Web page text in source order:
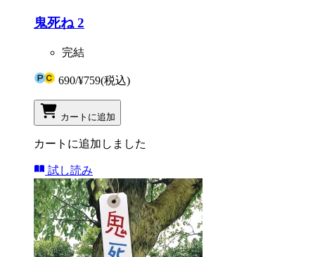
鬼死ね 2
完結
690/¥759(税込)
カートに追加
カートに追加しました
試し読み